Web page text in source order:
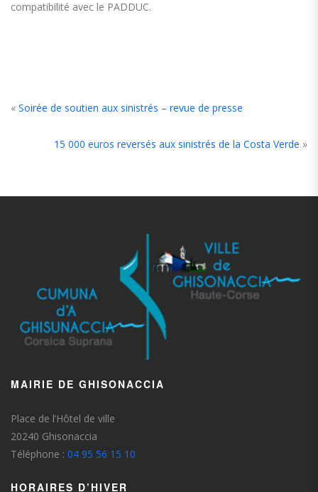
compatibilité avec le PADDUC.
« Soirée de soutien aux sinistrés – revue de presse
15 000 euros reversés aux sinistrés de la Costa Verde »
MAIRIE DE GHISONACCIA
Place de l’Hôtel de ville
20240 Ghisonaccia
Téléphone : 04 95 56 15 10
HORAIRES D’HIVER